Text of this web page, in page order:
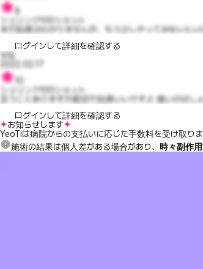
8
シュリンク100ショット
まだ効果はわかりませんが、もう少しやってみないと
ログインして詳細を確認する
보일
シュリンク100ショット
言うことありますか親切で効果いいですよ 痛いのはし
ログインして詳細を確認する
お知らせします
YeoTiは病院からの支払いに応じた手数料を受け取りま
施術の結果は個人差がある場合があり、 時々副作用